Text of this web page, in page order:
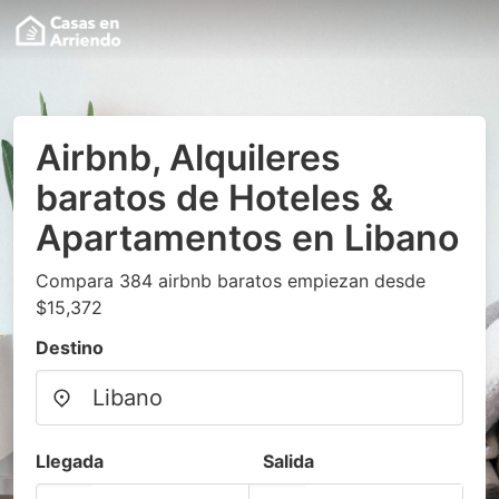
Airbnb, Alquileres
baratos de Hoteles &
Apartamentos en Libano
Compara 384 airbnb baratos empiezan desde
$15,372
Destino
Llegada Salida